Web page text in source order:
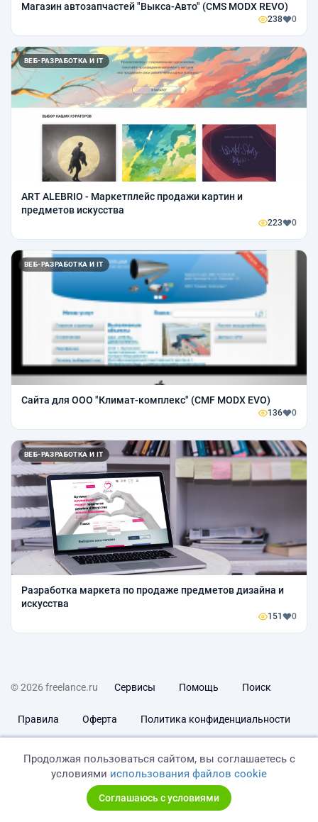
Магазин автозапчастей "Выкса-Авто" (CMS MODX REVO)
238 0
ВЕБ-РАЗРАБОТКА И IT
ART ALEBRIO - Маркетплейс продажи картин и
предметов искусства
223 0
ВЕБ-РАЗРАБОТКА И IT
Сайта для ООО "Климат-комплекс" (CMF MODX EVO)
136 0
ВЕБ-РАЗРАБОТКА И IT
Разработка маркета по продаже предметов дизайна и
искусства
151 0
© 2026 freelance.ru Сервисы Помощь Поиск
Правила Оферта Политика конфиденциальности
Продолжая пользоваться сайтом, вы соглашаетесь с
условиями использования файлов cookie
Соглашаюсь с условиями